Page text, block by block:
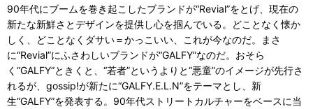
90年代にブームを巻き起こしたブランドが“Revial”をとげ、現在の
新たな新鮮さとデザインを提供し心を掴んでいる。どことなく懐か
しく、どことなくダサい＝かっこいい、これが今なのだ。まさ
に“Revial”にふさわしいブランドが“GALFY”なのだ。おそら
く“GALFY”ときくと、“若者”というよりと“悪童”のイメージが先行さ
れるが、gossip!が新たに“GALFY.E.L.N”をテーマとし、新
生“GALFY”を発表する。90年代ストリートカルチャーをベースに当